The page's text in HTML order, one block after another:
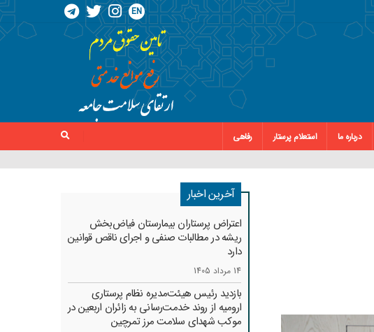
EN
درباره ما استعلام پرستار
رفاهی
آخرین اخبار
اعتراض پرستاران بیمارستان فیاض‌بخش
ریشه در مطالبات صنفی و اجرای ناقص قوانین
دارد
14 مرداد 1405
بازدید رئیس هیئت‌مدیره نظام پرستاری
ارومیه از روند خدمت‌رسانی به زائران اربعین در
موکب شهدای سلامت مرز تمرچین